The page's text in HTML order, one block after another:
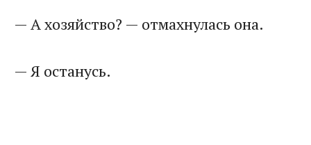
— А хозяйство? — отмахнулась она.
— Я останусь.